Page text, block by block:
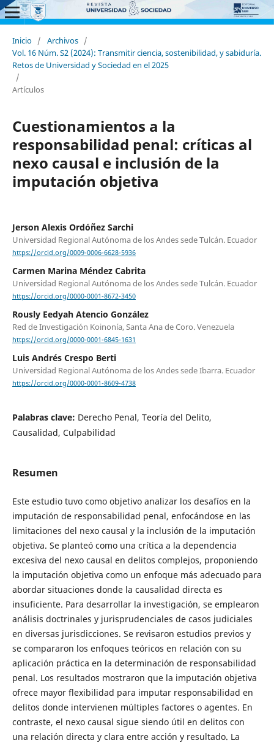
Inicio / Archivos /
Vol. 16 Núm. S2 (2024): Transmitir ciencia, sostenibilidad, y sabiduría.
Retos de Universidad y Sociedad en el 2025
/
Artículos
Cuestionamientos a la
responsabilidad penal: críticas al
nexo causal e inclusión de la
imputación objetiva
Jerson Alexis Ordóñez Sarchi
Universidad Regional Autónoma de los Andes sede Tulcán. Ecuador
https://orcid.org/0009-0006-6628-5936
Carmen Marina Méndez Cabrita
Universidad Regional Autónoma de los Andes sede Tulcán. Ecuador
https://orcid.org/0000-0001-8672-3450
Rously Eedyah Atencio González
Red de Investigación Koinonía, Santa Ana de Coro. Venezuela
https://orcid.org/0000-0001-6845-1631
Luis Andrés Crespo Berti
Universidad Regional Autónoma de los Andes sede Ibarra. Ecuador
https://orcid.org/0000-0001-8609-4738
Palabras clave: Derecho Penal, Teoría del Delito,
Causalidad, Culpabilidad
Resumen
Este estudio tuvo como objetivo analizar los desafíos en la
imputación de responsabilidad penal, enfocándose en las
limitaciones del nexo causal y la inclusión de la imputación
objetiva. Se planteó como una crítica a la dependencia
excesiva del nexo causal en delitos complejos, proponiendo
la imputación objetiva como un enfoque más adecuado para
abordar situaciones donde la causalidad directa es
insuficiente. Para desarrollar la investigación, se emplearon
análisis doctrinales y jurisprudenciales de casos judiciales
en diversas jurisdicciones. Se revisaron estudios previos y
se compararon los enfoques teóricos en relación con su
aplicación práctica en la determinación de responsabilidad
penal. Los resultados mostraron que la imputación objetiva
ofrece mayor flexibilidad para imputar responsabilidad en
delitos donde intervienen múltiples factores o agentes. En
contraste, el nexo causal sigue siendo útil en delitos con
una relación directa y clara entre acción y resultado. La